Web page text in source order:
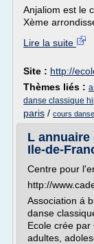
Anjaliom est le
Xème
Lire la suite
Site : http://
Thèmes liés :
danse classique
paris / cours
L
Ile-de-
Centre pour
http://
Association á
danse
Ecole crée par
adultes,